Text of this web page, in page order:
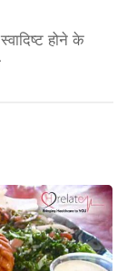
होने के